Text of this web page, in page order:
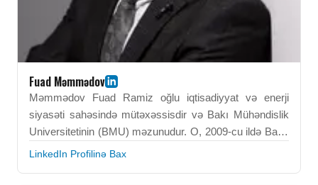
Fuad Məmmədov
Məmmədov Fuad Ramiz oğlu iqtisadiyyat və enerji
siyasəti sahəsində mütəxəssisdir və Bakı Mühəndislik
Universitetinin (BMU) məzunudur. O, 2009-cu ildə Bank
işi və menecment kafedrasında təhsilini başa
Energetika Nazirliyində İqtisadi Təhlil və Modelləşdirmə
LinkedIn Profilinə Bax